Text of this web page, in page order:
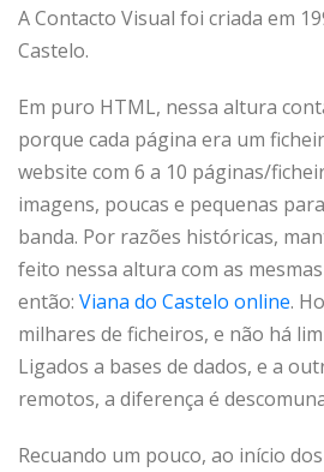
A Contacto Visual foi criada em
Castelo.
Em puro HTML, nessa altura
porque cada página era um
website com 6 a 10 páginas/
imagens, poucas e pequenas
banda. Por razões históricas,
feito nessa altura com as
então: Viana do Castelo online.
milhares de ficheiros, e não há
Ligados a bases de dados, e a
remotos, a diferença é
Recuando um pouco, ao início